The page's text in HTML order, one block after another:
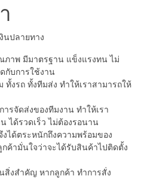
นปลายทาง
าพ มีมาตรฐาน แข็งแรงทน ไม่
กับการใช้งาน
ทั้งรถ ทั้งทีมส่ง ทำให้เราสามารถให้
รจัดส่งของทีมงาน ทำให้เรา
ได้รวดเร็ว ไม่ต้องรอนาน
งได้ตระหนักถึงความพร้อมของ
ค้ามั่นใจว่าจะได้รับสินค้าไปติดตั้ง
นสิ่งสำคัญ หากลูกค้า ทำการสั่ง